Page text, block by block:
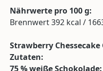
Nährwerte pro 100 g:
Brennwert 392 kcal /
Strawberry Chessecake
Zutaten:
75 % weiße Schokolade: